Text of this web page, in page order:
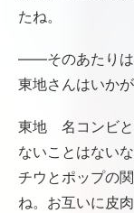
たね。
――そのあたりは
東地さんはいかが
東地 名コンビと
ないことはない
チウとポップの
ね。お互いに皮